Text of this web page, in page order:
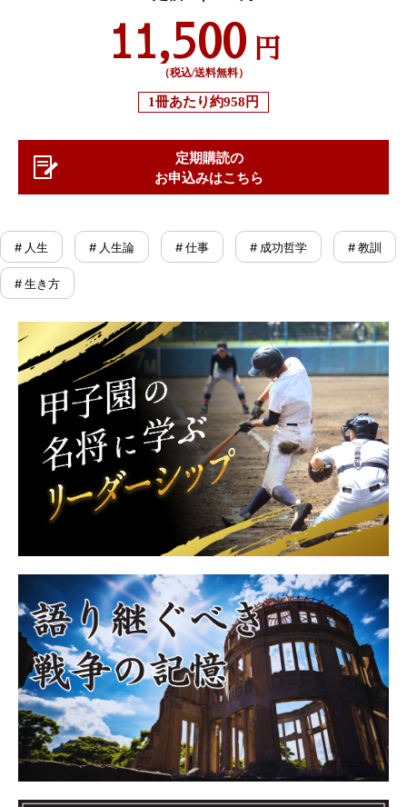
11,500 円
（税込/送料無料）
1冊あたり約958円
定期購読の
お申込みはこちら
# 人生 # 人生論 # 仕事 # 成功哲学 # 教訓
# 生き方